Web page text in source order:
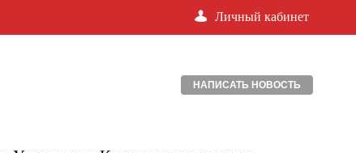
Личный кабинет
НАПИСАТЬ НОВОСТЬ